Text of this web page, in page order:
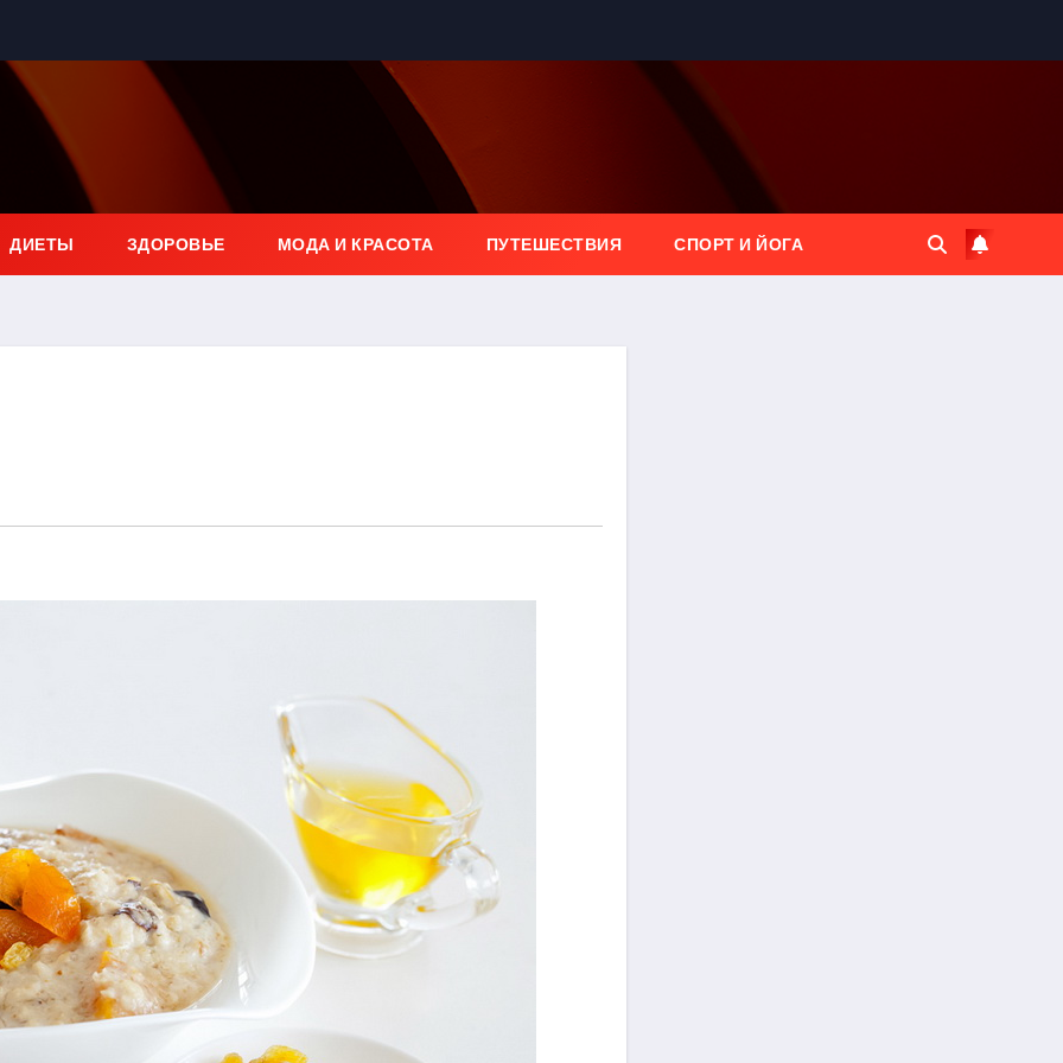
ДИЕТЫ ЗДОРОВЬЕ МОДА И КРАСОТА ПУТЕШЕСТВИЯ СПОРТ И ЙОГА